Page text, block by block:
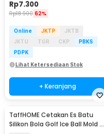
Rp7.300
Rp18.900 62%
Online JKTP
JKTB
JKTU
TGR CKP
PBKS
PDPK
Lihat Ketersediaan Stok
+ Keranjang
TaffHOME Cetakan Es Batu
Silikon Bola Golf Ice Ball Mold 4